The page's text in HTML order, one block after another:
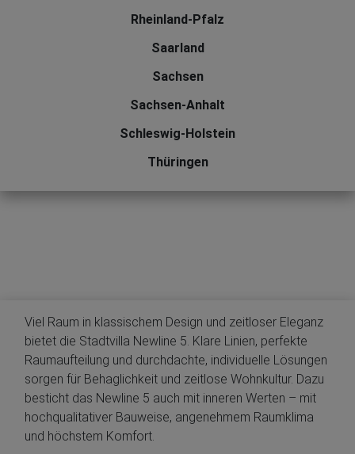
Rheinland-Pfalz
Saarland
Sachsen
Sachsen-Anhalt
Schleswig-Holstein
Thüringen
Viel Raum in klassischem Design und zeitloser Eleganz
bietet die Stadtvilla Newline 5. Klare Linien, perfekte
Raumaufteilung und durchdachte, individuelle Lösungen
sorgen für Behaglichkeit und zeitlose Wohnkultur. Dazu
besticht das Newline 5 auch mit inneren Werten – mit
hochqualitativer Bauweise, angenehmem Raumklima
und höchstem Komfort.